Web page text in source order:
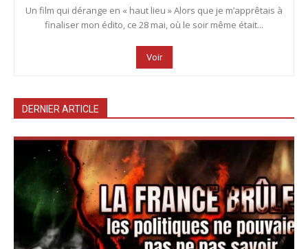
Un film qui dérange en « haut lieu » Alors que je m’apprêtais à
finaliser mon édito, ce 28 mai, où le soir même était...
Voir
DERNIER ARTICLE